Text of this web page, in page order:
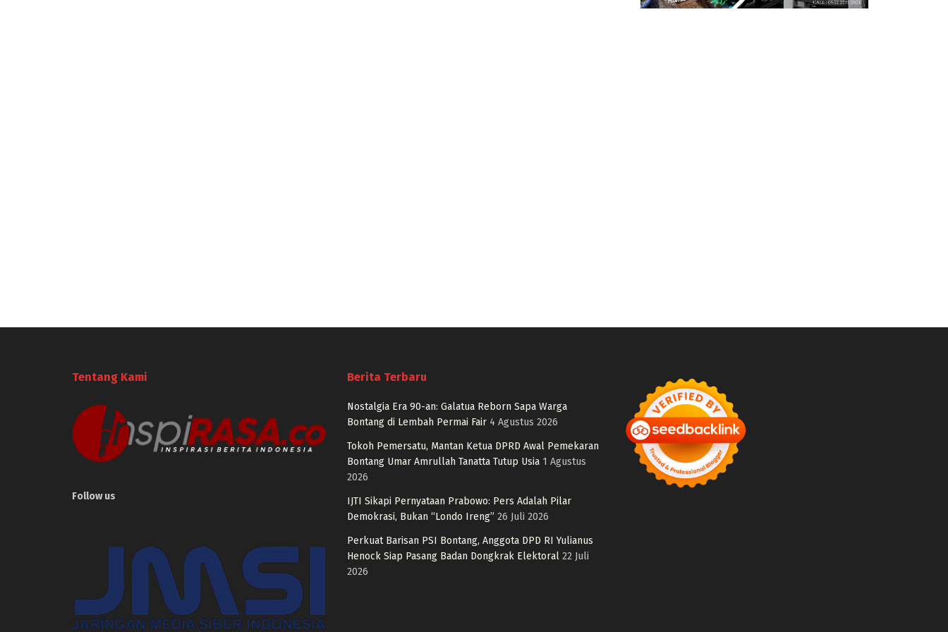
Tentang Kami
Follow us
Berita Terbaru
Nostalgia Era 90-an: Galatua Reborn Sapa Warga
Bontang di Lembah Permai Fair 4 Agustus 2026
Tokoh Pemersatu, Mantan Ketua DPRD Awal Pemekaran
Bontang Umar Amrullah Tanatta Tutup Usia 1 Agustus
2026
IJTI Sikapi Pernyataan Prabowo: Pers Adalah Pilar
Demokrasi, Bukan “Londo Ireng” 26 Juli 2026
Perkuat Barisan PSI Bontang, Anggota DPD RI Yulianus
Henock Siap Pasang Badan Dongkrak Elektoral 22 Juli
2026